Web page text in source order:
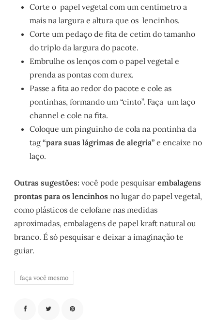
Corte o papel vegetal com um centímetro a
mais na largura e altura que os lencinhos.
Corte um pedaço de fita de cetim do tamanho
do triplo da largura do pacote.
Embrulhe os lenços com o papel vegetal e
prenda as pontas com durex.
Passe a fita ao redor do pacote e cole as
pontinhas, formando um “cinto”. Faça um laço
channel e cole na fita.
Coloque um pinguinho de cola na pontinha da
tag “para suas lágrimas de alegria” e encaixe no
laço.
Outras sugestões:você pode pesquisar embalagens
prontas para os lencinhos no lugar do papel vegetal,
como plásticos de celofane nas medidas
aproximadas, embalagens de papel kraft natural ou
branco. É só pesquisar e deixar a imaginação te
guiar.
faça você mesmo